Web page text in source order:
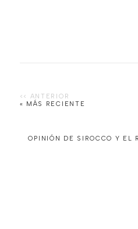
« MÁS RECIENTE
OPINIÓN DE SIROCCO Y EL